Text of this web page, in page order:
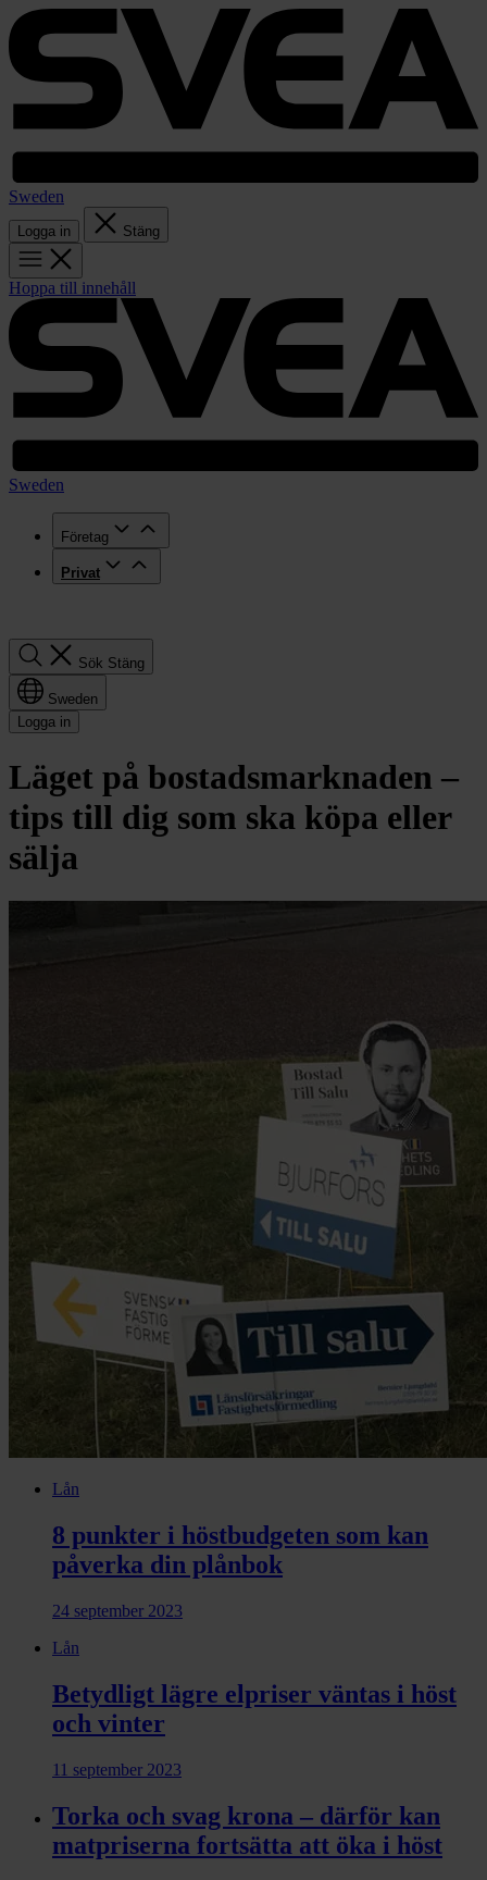
Sweden
Logga in Stäng
Hoppa till innehåll
Sweden
Företag
Privat
Sök Stäng
Sweden
Logga in
Läget på bostadsmarknaden –
tips till dig som ska köpa eller
sälja
Lån
8 punkter i höstbudgeten som kan
påverka din plånbok
24 september 2023
Lån
Betydligt lägre elpriser väntas i höst
och vinter
11 september 2023
Torka och svag krona – därför kan
matpriserna fortsätta att öka i höst